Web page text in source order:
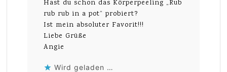
Hast du schon das Körperpeeling „Rub
rub rub in a pot“ probiert?
Ist mein absoluter Favorit!!!
Liebe Grüße
Angie
Wird geladen …